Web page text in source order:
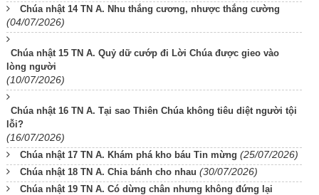
Chúa nhật 14 TN A. Nhu thắng cương, nhược thắng cường
(04/07/2026)
Chúa nhật 15 TN A. Quỷ dữ cướp đi Lời Chúa được gieo vào
lòng người
(10/07/2026)
Chúa nhật 16 TN A. Tại sao Thiên Chúa không tiêu diệt người tội
lỗi?
(16/07/2026)
Chúa nhật 17 TN A. Khám phá kho báu Tin mừng (25/07/2026)
Chúa nhật 18 TN A. Chia bánh cho nhau (30/07/2026)
Chúa nhật 19 TN A. Có dừng chân nhưng không đứng lại